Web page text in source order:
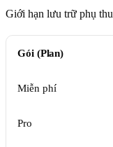
Giới hạn lưu trữ phụ
Gói (Plan)
Miễn phí
Pro